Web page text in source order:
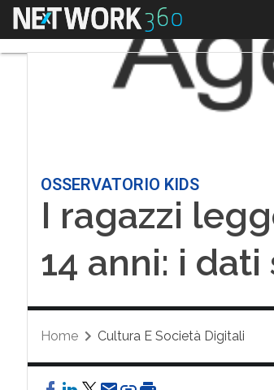
Menu
OSSERVATORIO KIDS
I ragazzi
14 anni: i
Home Cultura E Società Digitali